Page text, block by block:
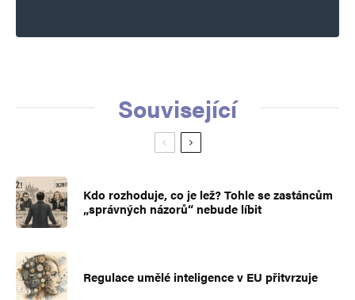
Související
Kdo rozhoduje, co je lež? Tohle se zastáncům
„správných názorů“ nebude líbit
Regulace umělé inteligence v EU přitvrzuje